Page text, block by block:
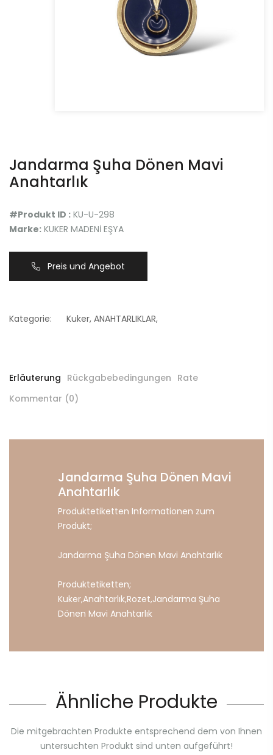
Jandarma Şuha Dönen Mavi
Anahtarlık
#Produkt ID : KU-U-298
Marke: KUKER MADENİ EŞYA
Preis und Angebot
Kategorie: Kuker, ANAHTARLIKLAR,
Erläuterung Rückgabebedingungen Rate
Kommentar (0)
Jandarma Şuha Dönen Mavi
Anahtarlık
Produktetiketten Informationen zum
Produkt;
Jandarma Şuha Dönen Mavi Anahtarlık
Produktetiketten;
Kuker,Anahtarlık,Rozet,Jandarma Şuha
Dönen Mavi Anahtarlık
Ähnliche Produkte
Die mitgebrachten Produkte entsprechend dem von Ihnen
untersuchten Produkt sind unten aufgeführt!